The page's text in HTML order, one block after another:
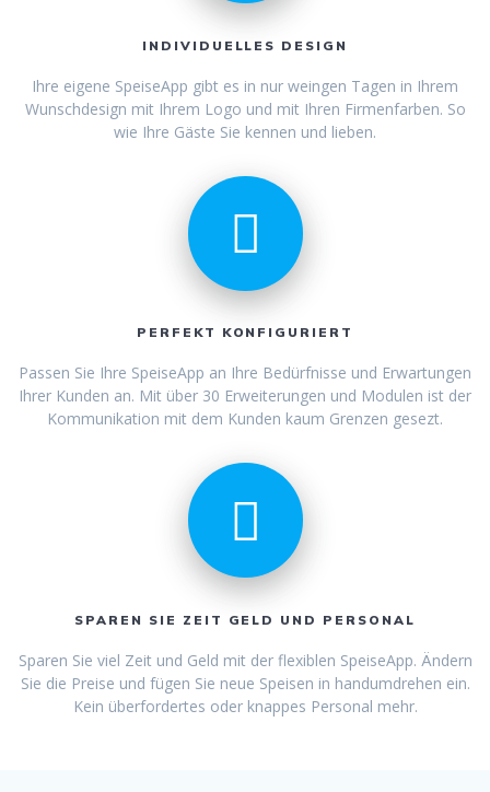
INDIVIDUELLES DESIGN
Ihre eigene SpeiseApp gibt es in nur weingen Tagen in Ihrem
Wunschdesign mit Ihrem Logo und mit Ihren Firmenfarben. So
wie Ihre Gäste Sie kennen und lieben.
PERFEKT KONFIGURIERT
Passen Sie Ihre SpeiseApp an Ihre Bedürfnisse und Erwartungen
Ihrer Kunden an. Mit über 30 Erweiterungen und Modulen ist der
Kommunikation mit dem Kunden kaum Grenzen gesezt.
SPAREN SIE ZEIT GELD UND PERSONAL
Sparen Sie viel Zeit und Geld mit der flexiblen SpeiseApp. Ändern
Sie die Preise und fügen Sie neue Speisen in handumdrehen ein.
Kein überfordertes oder knappes Personal mehr.